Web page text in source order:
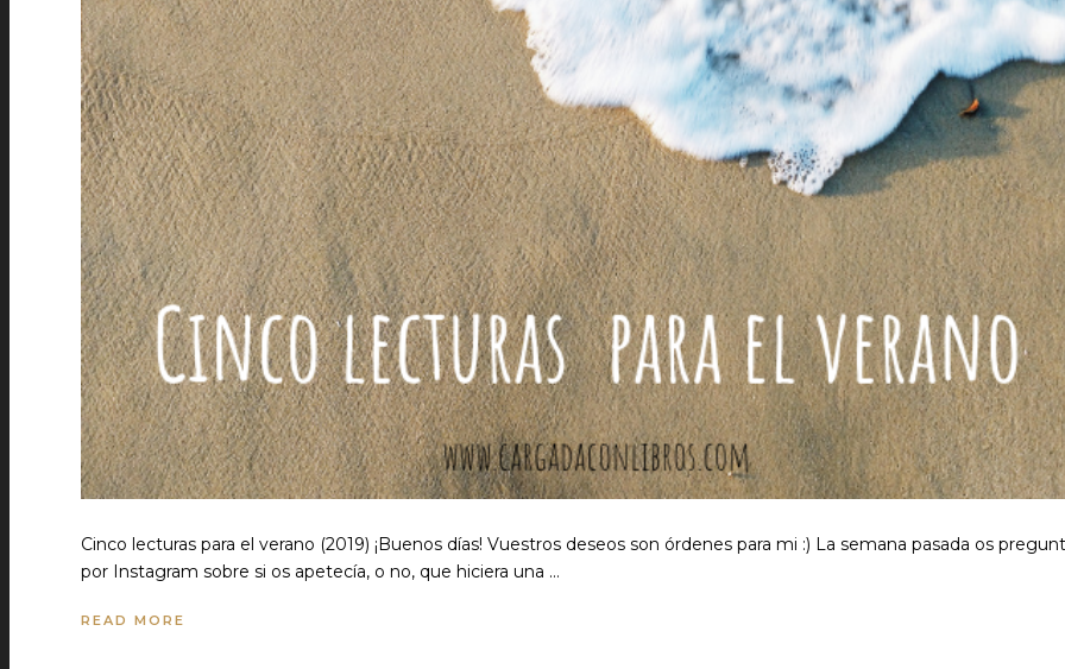
Cinco lecturas para el verano (2019) ¡Buenos días! Vuestros deseos son órdenes para mi :) La semana pasada os
por Instagram sobre si os apetecía, o no, que hiciera una …
READ MORE